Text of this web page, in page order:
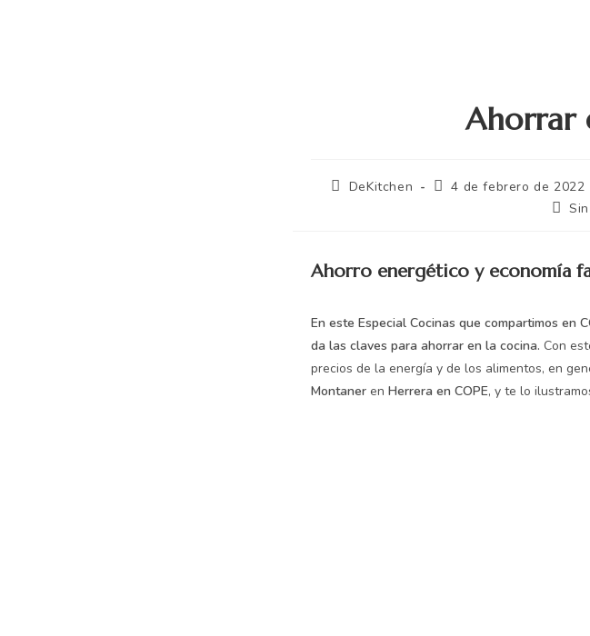
Ahorrar
DeKitchen 4 de febrero de 2022
Ahorro energético y economía
En este Especial Cocinas que compartimos en
da las claves para ahorrar en la cocina. Con
precios de la energía y de los alimentos, en
Montaner en Herrera en COPE, y te lo